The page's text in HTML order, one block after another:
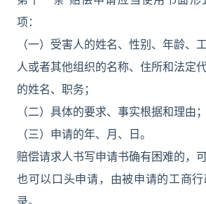
项：
（一）受害人的姓名、性别、年龄、
人或者其他组织的名称、住所和法定
的姓名、职务；
（二）具体的要求、事实根据和理由；
（三）申请的年、月、日。
赔偿请求人书写申请书确有困难的，
也可以口头申请，由被申请的工商
录。